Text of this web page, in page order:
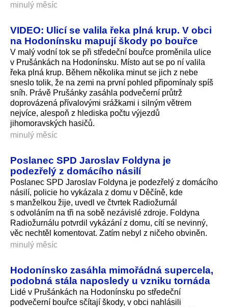
minulý měsíc
VIDEO: Ulicí se valila řeka plná krup. V obci
na Hodonínsku mapují škody po bouřce
V malý vodní tok se při středeční bouřce proměnila ulice
v Prušánkách na Hodonínsku. Místo aut se po ní valila
řeka plná krup. Během několika minut se jich z nebe
sneslo tolik, že na zemi na první pohled připomínaly spíš
sníh. Právě Prušánky zasáhla podvečerní průtrž
doprovázená přívalovými srážkami i silným větrem
nejvíce, alespoň z hlediska počtu výjezdů
jihomoravských hasičů.
minulý měsíc
Poslanec SPD Jaroslav Foldyna je
podezřelý z domácího násilí
Poslanec SPD Jaroslav Foldyna je podezřelý z domácího
násilí, policie ho vykázala z domu v Děčíně, kde
s manželkou žije, uvedl ve čtvrtek Radiožurnál
s odvoláním na tři na sobě nezávislé zdroje. Foldyna
Radiožurnálu potvrdil vykázání z domu, cítí se nevinný,
věc nechtěl komentovat. Zatím nebyl z ničeho obviněn.
minulý měsíc
Hodonínsko zasáhla mimořádná supercela,
podobná stála naposledy u vzniku tornáda
Lidé v Prušánkách na Hodonínsku po středeční
podvečerní bouřce sčítají škody, v obci nahlásili